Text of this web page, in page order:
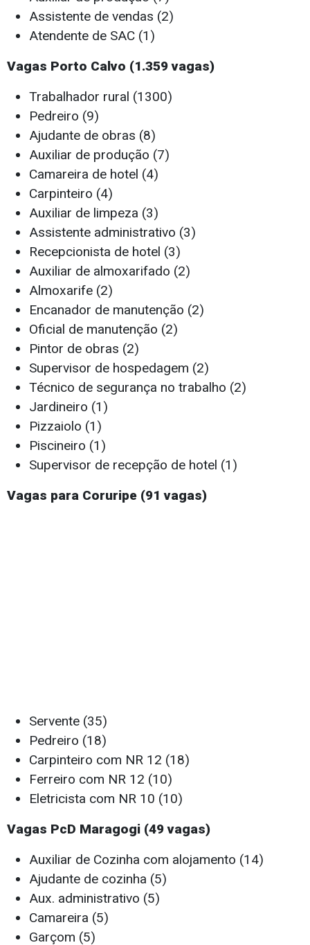
Assistente de vendas (2)
Atendente de SAC (1)
Vagas Porto Calvo (1.359 vagas)
Trabalhador rural (1300)
Pedreiro (9)
Ajudante de obras (8)
Auxiliar de produção (7)
Camareira de hotel (4)
Carpinteiro (4)
Auxiliar de limpeza (3)
Assistente administrativo (3)
Recepcionista de hotel (3)
Auxiliar de almoxarifado (2)
Almoxarife (2)
Encanador de manutenção (2)
Oficial de manutenção (2)
Pintor de obras (2)
Supervisor de hospedagem (2)
Técnico de segurança no trabalho (2)
Jardineiro (1)
Pizzaiolo (1)
Piscineiro (1)
Supervisor de recepção de hotel (1)
Vagas para Coruripe (91 vagas)
Servente (35)
Pedreiro (18)
Carpinteiro com NR 12 (18)
Ferreiro com NR 12 (10)
Eletricista com NR 10 (10)
Vagas PcD Maragogi (49 vagas)
Auxiliar de Cozinha com alojamento (14)
Ajudante de cozinha (5)
Aux. administrativo (5)
Camareira (5)
Garçom (5)